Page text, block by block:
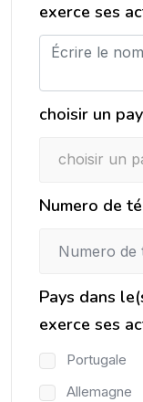
exerce ses
choisir un
choisir un
Numero de
Pays dans
exerce ses
Portugale
Allemagne